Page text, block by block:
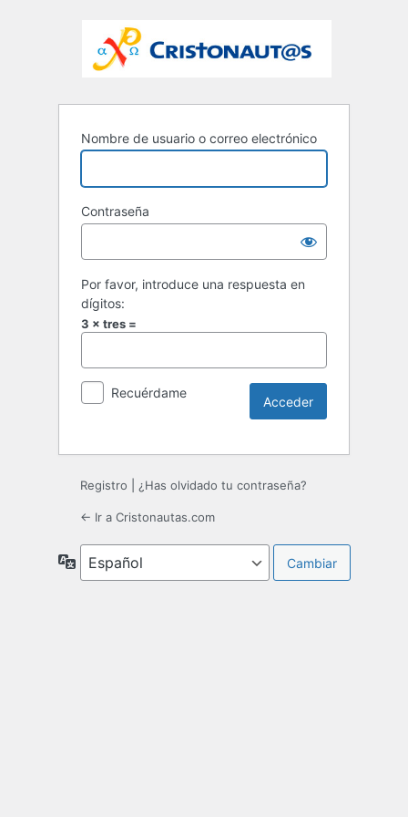
Nombre de usuario o correo electrónico
Contraseña
Por favor, introduce una respuesta en
dígitos:
3 × tres =
Recuérdame
Registro ¿Has olvidado tu contraseña?
← Ir a Cristonautas.com
Idioma